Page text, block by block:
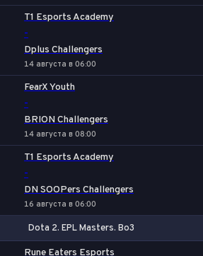
T1 Esports Academy
-
Dplus Challengers
14 августа в 06:00
FearX Youth
-
BRION Challengers
14 августа в 08:00
T1 Esports Academy
-
DN SOOPers Challengers
16 августа в 06:00
Dota 2. EPL Masters. Bo3
Rune Eaters Esports